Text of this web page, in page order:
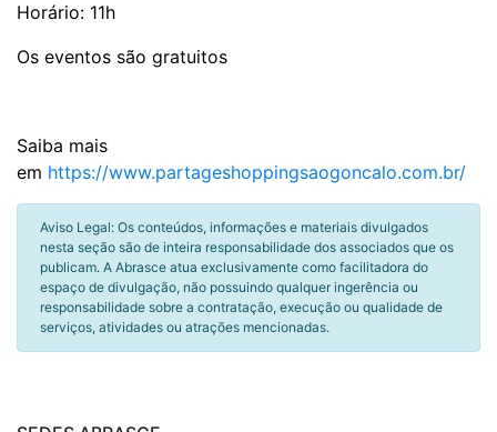
Horário: 11h
Os eventos são gratuitos
Saiba mais
em https://www.partageshoppingsaogoncalo.com.br/
Aviso Legal: Os conteúdos, informações e materiais divulgados
nesta seção são de inteira responsabilidade dos associados que os
publicam. A Abrasce atua exclusivamente como facilitadora do
espaço de divulgação, não possuindo qualquer ingerência ou
responsabilidade sobre a contratação, execução ou qualidade de
serviços, atividades ou atrações mencionadas.